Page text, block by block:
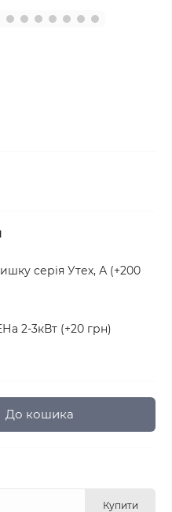
серія Утех, А (+200
2-3кВт (+20 грн)
До кошика
Купити